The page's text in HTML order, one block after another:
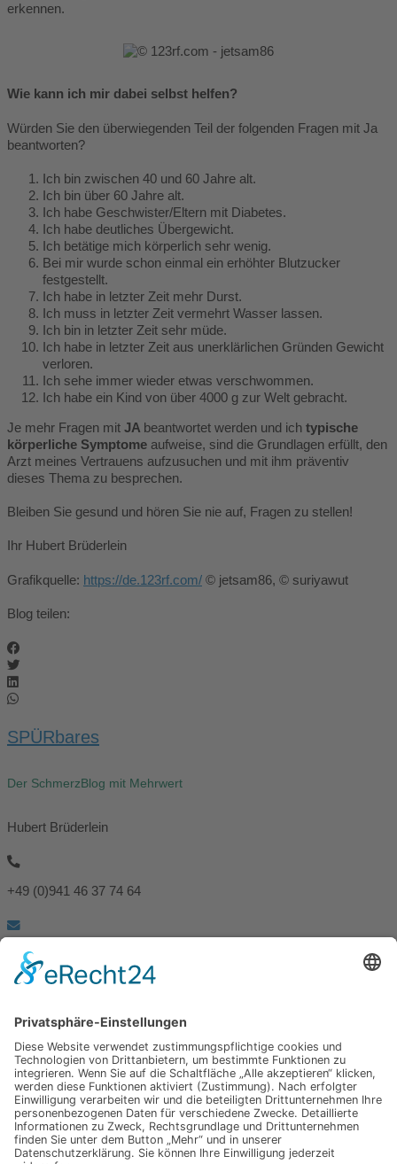
erkennen.
Wie kann ich mir dabei selbst helfen?
Würden Sie den überwiegenden Teil der folgenden Fragen mit Ja
beantworten?
Ich bin zwischen 40 und 60 Jahre alt.
Ich bin über 60 Jahre alt.
Ich habe Geschwister/Eltern mit Diabetes.
Ich habe deutliches Übergewicht.
Ich betätige mich körperlich sehr wenig.
Bei mir wurde schon einmal ein erhöhter Blutzucker
festgestellt.
Ich habe in letzter Zeit mehr Durst.
Ich muss in letzter Zeit vermehrt Wasser lassen.
Ich bin in letzter Zeit sehr müde.
Ich habe in letzter Zeit aus unerklärlichen Gründen Gewicht
verloren.
Ich sehe immer wieder etwas verschwommen.
Ich habe ein Kind von über 4000 g zur Welt gebracht.
Je mehr Fragen mit JA beantwortet werden und ich typische
körperliche Symptome aufweise, sind die Grundlagen erfüllt, den
Arzt meines Vertrauens aufzusuchen und mit ihm präventiv
dieses Thema zu besprechen.
Bleiben Sie gesund und hören Sie nie auf, Fragen zu stellen!
Ihr Hubert Brüderlein
Grafikquelle: https://de.123rf.com/ © jetsam86, © suriyawut
Blog teilen:
SPÜRbares
Der SchmerzBlog mit Mehrwert
Hubert Brüderlein
+49 (0)941 46 37 74 64
info@spuerbares.hubert-bruderlein.com
SPÜRbares
Hauptseite
Impressum
Datenschutz
Hauptseite
Impressum